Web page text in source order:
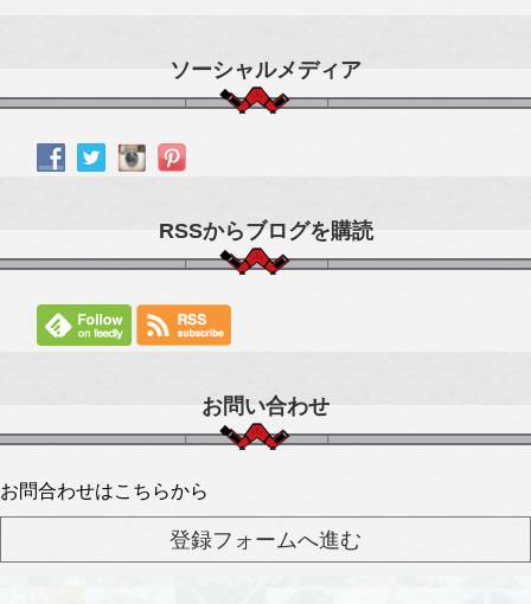
ソーシャルメディア
RSSからブログを購読
お問い合わせ
お問合わせはこちらから